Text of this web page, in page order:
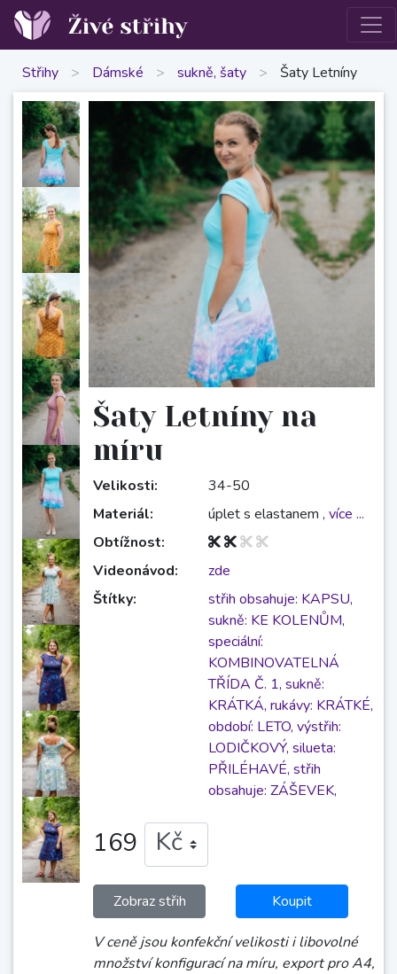
Střihy > Dámské > sukně, šaty > Šaty Letníny
Šaty Letníny na
míru
Velikosti:
34-50
Materiál:
úplet s elastanem , více ...
Obtížnost:
Videonávod:
zde
Štítky:
střih obsahuje: KAPSU,
sukně: KE KOLENŮM,
speciální:
KOMBINOVATELNÁ
TŘÍDA Č. 1, sukně:
KRÁTKÁ, rukávy: KRÁTKÉ,
období: LETO, výstřih:
LODIČKOVÝ, silueta:
PŘILÉHAVÉ, střih
obsahuje: ZÁŠEVEK,
169
Zobraz střih Koupit
V ceně jsou konfekční velikosti i libovolné
množství konfigurací na míru, export pro A4,